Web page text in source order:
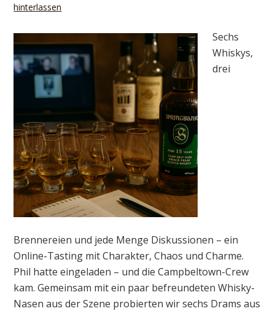
hinterlassen
Sechs
Whiskys,
drei
Brennereien und jede Menge Diskussionen – ein
Online-Tasting mit Charakter, Chaos und Charme.
Phil hatte eingeladen – und die Campbeltown-Crew
kam. Gemeinsam mit ein paar befreundeten Whisky-
Nasen aus der Szene probierten wir sechs Drams aus